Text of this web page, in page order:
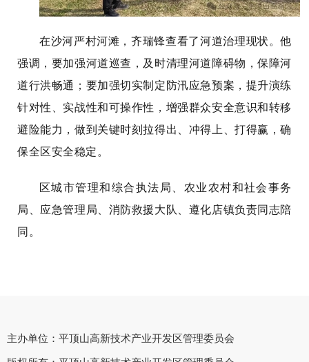
在沙河严村河滩，齐瑞锋查看了河道治理现状。他
强调，要加强河道巡查，及时清理河道障碍物，保障河
道行洪畅通；要加强切实制定防汛应急预案，提升演练
针对性、实战性和可操作性，增强群众安全意识和转移
避险能力，做到关键时刻拉得出、冲得上、打得赢，确
保全区安全稳定。
区城市管理和综合执法局、农业农村和社会事务
局、应急管理局、消防救援大队、遵化店镇负责同志陪
同。
主办单位：平顶山高新技术产业开发区管理委员会